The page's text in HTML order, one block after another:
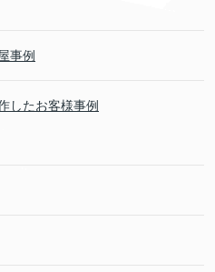
事例
したお客様事例